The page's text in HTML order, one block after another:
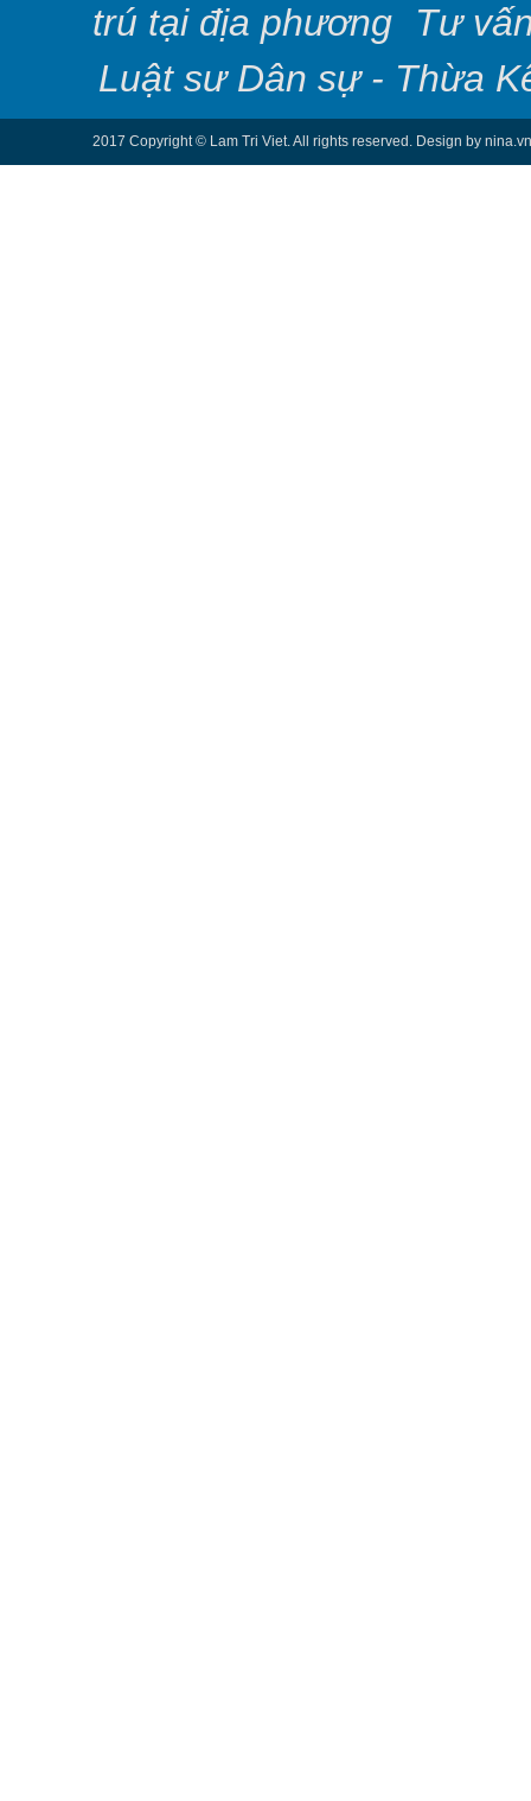
trú tại địa phương
Tư
Luật sư Dân sự - Thừa
2017 Copyright © Lam Tri Viet. All rights reserved. Design by nina.vn